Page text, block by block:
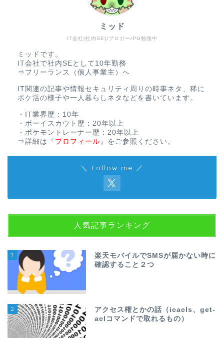
IT会社(社内SE)/ブロガー/PG勉強中
ミッド
ミッドです。
IT会社で社内SEとして10年勤務
⇒フリーランス（個人事業主）へ
IT関連の記事や情報セキュリティ周りの時事ネタ、稀に
ポケ活の様子や一人暮らしネタなどを書いています。
・IT業界歴：10年
・ボーイスカウト歴：20年以上
・ポケモントレーナー歴：20年以上
⇒詳細は
『 プロフィール 』 をご参照ください。
＼ Follow me ／
人気記事ランキング
1
楽天モバイルでSMSが届かない時に
確認すること２つ
2
アクセス権とかの話（icacls、get-
aclコマンドで取れるもの）